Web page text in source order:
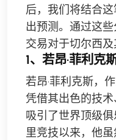
后，我们将结合
出预测。通过这
交易对于切尔西及
1、若昂·菲利克
若昂·菲利克斯，
凭借其出色的技术
吸引了世界顶级
里竞技以来，他